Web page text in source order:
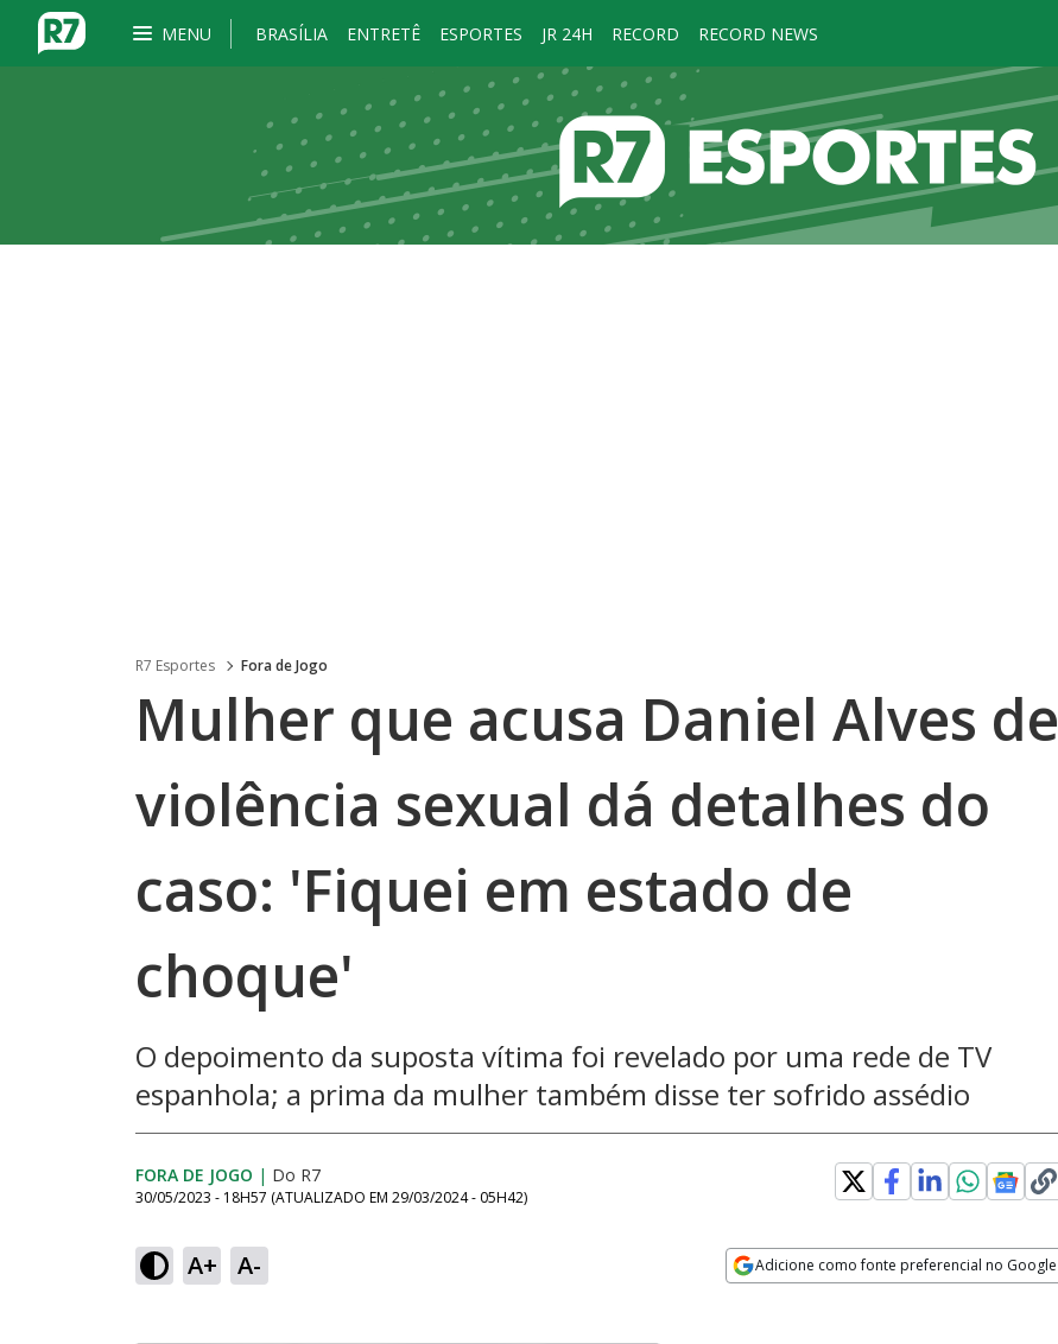
MENU BRASÍLIA ENTRETÊ ESPORTES JR 24H RECORD RECORD NEWS
R7 Esportes Fora de Jogo
Mulher que acusa Daniel Alves de
violência sexual dá detalhes do
caso: 'Fiquei em estado de
choque'
O depoimento da suposta vítima foi revelado por uma rede de TV
espanhola; a prima da mulher também disse ter sofrido assédio
FORA DE JOGO | Do R7
30/05/2023 - 18H57 (ATUALIZADO EM 29/03/2024 - 05H42)
A+ A- Adicione como fonte preferencial no Google